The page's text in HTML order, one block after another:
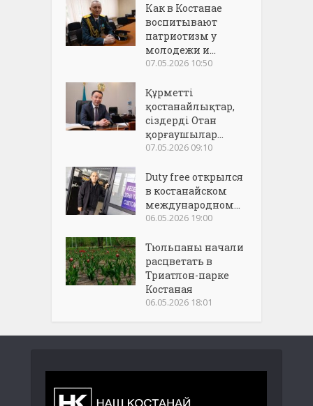
Как в Костанае
воспитывают
патриотизм у
молодежи и...
07.05.2026 10:50
Құрметті
қостанайлықтар,
сіздерді Отан
қорғаушылар...
07.05.2026 09:10
Duty free открылся
в костанайском
международном...
06.05.2026 19:00
Тюльпаны начали
расцветать в
Триатлон-парке
Костаная
06.05.2026 18:01